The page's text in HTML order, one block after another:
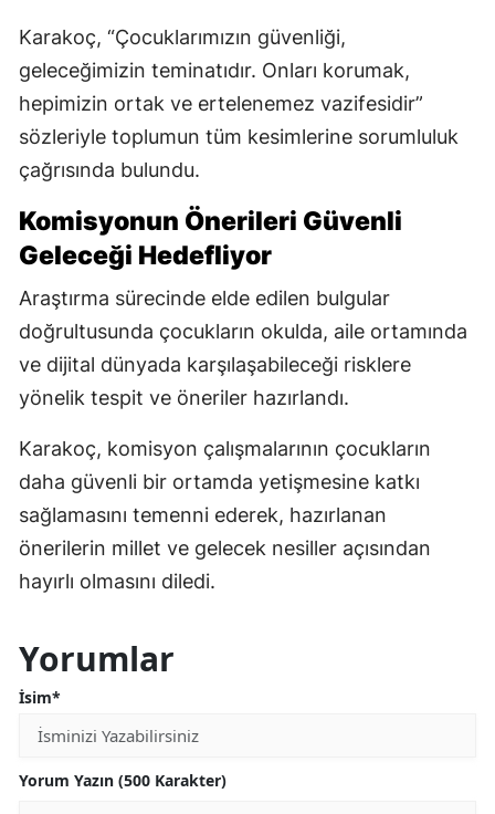
Karakoç, “Çocuklarımızın güvenliği,
geleceğimizin teminatıdır. Onları korumak,
hepimizin ortak ve ertelenemez vazifesidir”
sözleriyle toplumun tüm kesimlerine sorumluluk
çağrısında bulundu.
Komisyonun Önerileri Güvenli
Geleceği Hedefliyor
Araştırma sürecinde elde edilen bulgular
doğrultusunda çocukların okulda, aile ortamında
ve dijital dünyada karşılaşabileceği risklere
yönelik tespit ve öneriler hazırlandı.
Karakoç, komisyon çalışmalarının çocukların
daha güvenli bir ortamda yetişmesine katkı
sağlamasını temenni ederek, hazırlanan
önerilerin millet ve gelecek nesiller açısından
hayırlı olmasını diledi.
Yorumlar
İsim*
Yorum Yazın (500 Karakter)